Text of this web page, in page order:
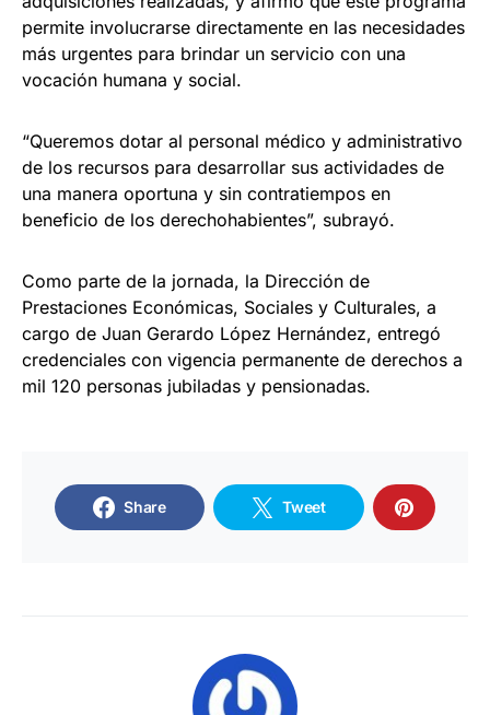
permite involucrarse directamente en las necesidades
más urgentes para brindar un servicio con una
vocación humana y social.
“Queremos dotar al personal médico y administrativo
de los recursos para desarrollar sus actividades de
una manera oportuna y sin contratiempos en
beneficio de los derechohabientes”, subrayó.
Como parte de la jornada, la Dirección de
Prestaciones Económicas, Sociales y Culturales, a
cargo de Juan Gerardo López Hernández, entregó
credenciales con vigencia permanente de derechos a
mil 120 personas jubiladas y pensionadas.
Share Tweet